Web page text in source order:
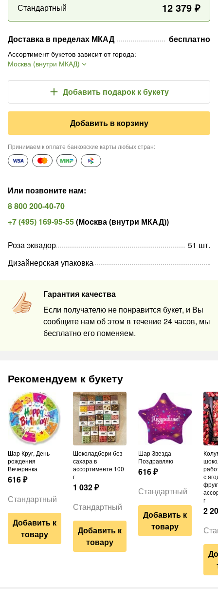
Стандартный 12 379 ₽
Доставка в пределах МКАД бесплатно
Ассортимент букетов зависит от города:
Москва (внутри МКАД)
Добавить подарок к букету
Добавить в корзину
Принимаем к оплате банковские карты любых стран:
Или позвоните нам:
8 800 200-40-70
+7 (495) 169-95-55(Москва (внутри МКАД))
Гарантия качества
Если получателю не понравится букет, и Вы
сообщите нам об этом в течение 24 часов, мы
бесплатно его поменяем.
Роза эквадор 51 шт.
Дизайнерская упаковка
Рекомендуем к букету
Шар Круг, День
рождения
Вечеринка
616₽
Стандартный
Добавить к
товару
Шоколадбери без
сахара в
ассортименте 100
г
1 032₽
Стандартный
Добавить к
товару
Шар Звезда
Поздравляю
616₽
Стандартный
Добавить к
товару
Колумбийский
с
г
2